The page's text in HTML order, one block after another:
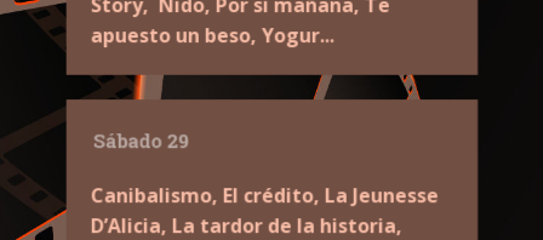
apuesto un beso, Yogur...
Sábado 29
Canibalismo, El crédito, La Jeunesse
D’Alicia, La tardor de la historia,